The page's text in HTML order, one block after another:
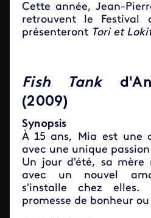
Cette année, Jean-
retrouvent le Festival
présenteront Tori et
Fish Tank
(2009)
Synopsis
À 15 ans, Mia est une
avec une unique
Un jour d'été, sa mère
avec un nouvel
s'installe chez elles.
promesse de bonheur